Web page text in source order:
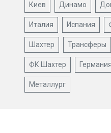
Киев Динамо
Италия Испания
Шахтер Трансферы
ФК Шахтер Германия
Металлург